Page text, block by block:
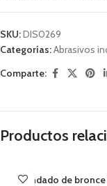
SKU:DIS0269
Categorías:Abrasivos
Comparte:
Productos
Candado de